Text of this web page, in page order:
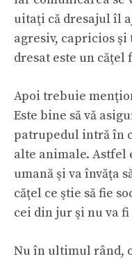
uitaţi că dresajul îl
agresiv, capricios
dresat este un căţel
Apoi trebuie
Este bine să vă
patrupedul intră în
alte animale. Astfel
umană şi va învăţa
căţel ce ştie să fie
cei din jur şi nu va
Nu în ultimul rând,